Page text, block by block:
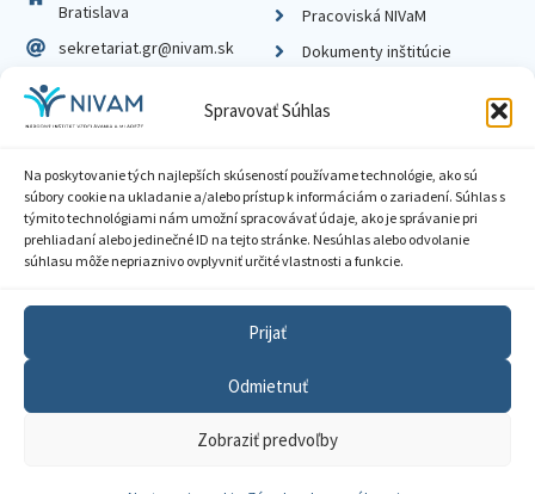
Spravovať Súhlas
Na poskytovanie tých najlepších skúseností používame technológie, ako sú
súbory cookie na ukladanie a/alebo prístup k informáciám o zariadení. Súhlas s
týmito technológiami nám umožní spracovávať údaje, ako je správanie pri
prehliadaní alebo jedinečné ID na tejto stránke. Nesúhlas alebo odvolanie
súhlasu môže nepriaznivo ovplyvniť určité vlastnosti a funkcie.
Prijať
Odmietnuť
Zobraziť predvoľby
Bratislava
sekretariat.gr@nivam.sk
IČO: 00164348
DIČ: 2020798714
Pracoviská NIVaM
Dokumenty inštitúcie
Zásady ochrany súkromia
Sprístupnenie informácií
GDPR